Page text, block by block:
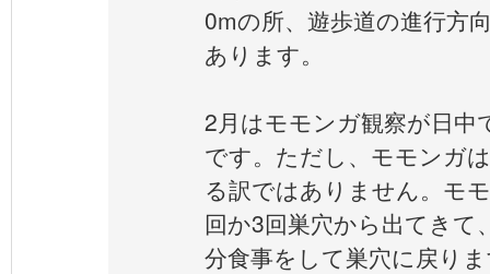
0mの所、遊歩道の進行方
あります。
2月はモモンガ観察が日中
です。ただし、モモンガ
る訳ではありません。モ
回か3回巣穴から出てきて
分食事をして巣穴に戻り